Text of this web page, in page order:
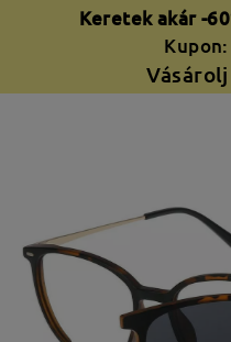
Keretek akár -
Kupon: